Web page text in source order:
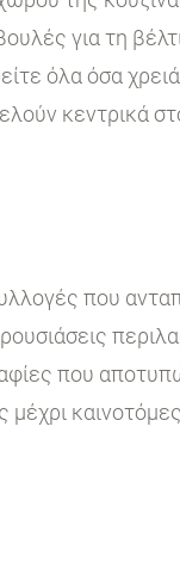
για τη
όλα όσα
κεντρικά
που
που